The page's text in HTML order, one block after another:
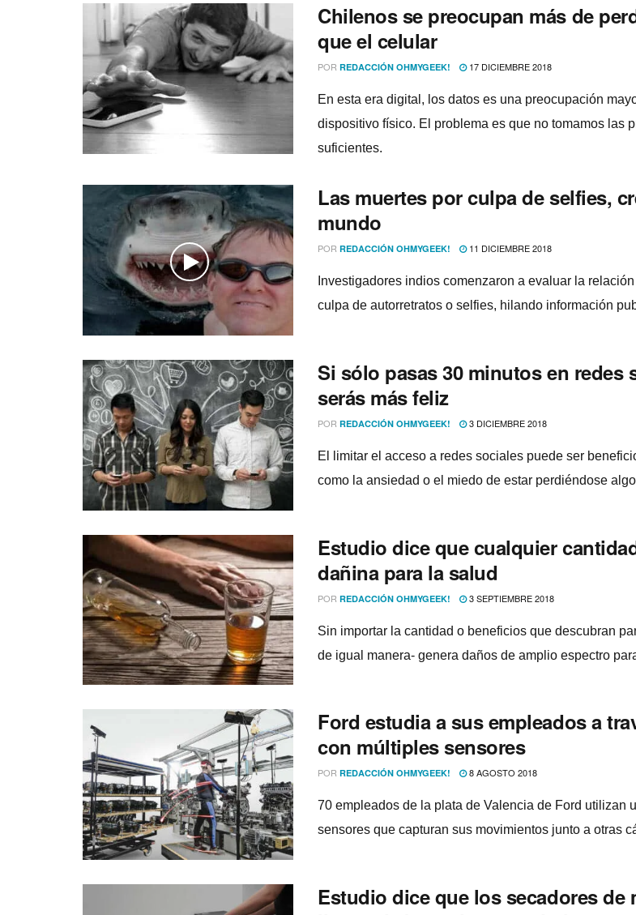
Chilenos se preocupan más de
que el celular
POR REDACCIÓN OHMYGEEK! 17 DICIEMBRE 2018
En esta era digital, los datos es una preocupación
dispositivo fí­sico. El problema es que no tomamos las
suficientes.
Las muertes por culpa de selfies,
mundo
POR REDACCIÓN OHMYGEEK! 11 DICIEMBRE 2018
Investigadores indios comenzaron a evaluar la
culpa de autorretratos o selfies, hilando información
Si sólo pasas 30 minutos en redes
serás más feliz
POR REDACCIÓN OHMYGEEK! 3 DICIEMBRE 2018
El limitar el acceso a redes sociales puede ser
como la ansiedad o el miedo de estar perdiéndose
Estudio dice que cualquier
dañina para la salud
POR REDACCIÓN OHMYGEEK! 3 SEPTIEMBRE 2018
Sin importar la cantidad o beneficios que descubran
de igual manera- genera daños de amplio espectro
Ford estudia a sus empleados a
con múltiples sensores
POR REDACCIÓN OHMYGEEK! 8 AGOSTO 2018
70 empleados de la plata de Valencia de Ford utilizan
sensores que capturan sus movimientos junto a otras
Estudio dice que los secadores de